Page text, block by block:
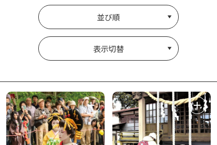
並び順
表示切替